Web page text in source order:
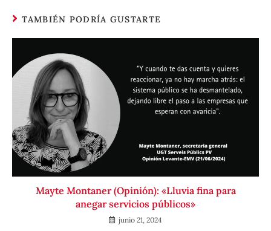
TAMBIÉN PODRÍA GUSTARTE
Mayte Montaner (Opinión): «Lluvia fina para
anegar servicios públicos»
junio 21, 2024